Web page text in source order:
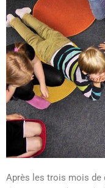
Après les trois mois de